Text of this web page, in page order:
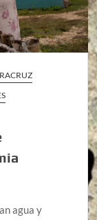
agua y